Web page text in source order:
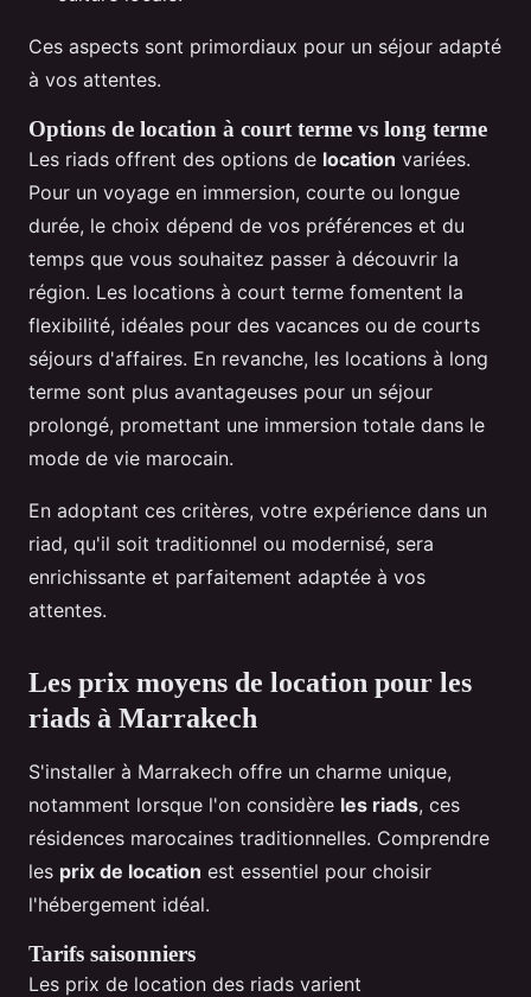
Ces aspects sont primordiaux pour un séjour adapté
à vos attentes.
Options de location à court terme vs long terme
Les riads offrent des options de location variées.
Pour un voyage en immersion, courte ou longue
durée, le choix dépend de vos préférences et du
temps que vous souhaitez passer à découvrir la
région. Les locations à court terme fomentent la
flexibilité, idéales pour des vacances ou de courts
séjours d'affaires. En revanche, les locations à long
terme sont plus avantageuses pour un séjour
prolongé, promettant une immersion totale dans le
mode de vie marocain.
En adoptant ces critères, votre expérience dans un
riad, qu'il soit traditionnel ou modernisé, sera
enrichissante et parfaitement adaptée à vos
attentes.
Les prix moyens de location pour les
riads à Marrakech
S'installer à Marrakech offre un charme unique,
notamment lorsque l'on considère les riads, ces
résidences marocaines traditionnelles. Comprendre
les prix de location est essentiel pour choisir
l'hébergement idéal.
Tarifs saisonniers
Les prix de location des riads varient